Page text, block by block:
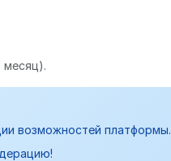
месяц).
возможностей платформы.